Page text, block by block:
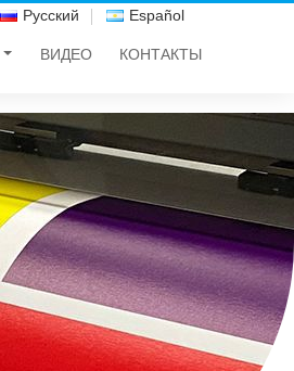
Русский Español
ВИДЕО КОНТАКТЫ